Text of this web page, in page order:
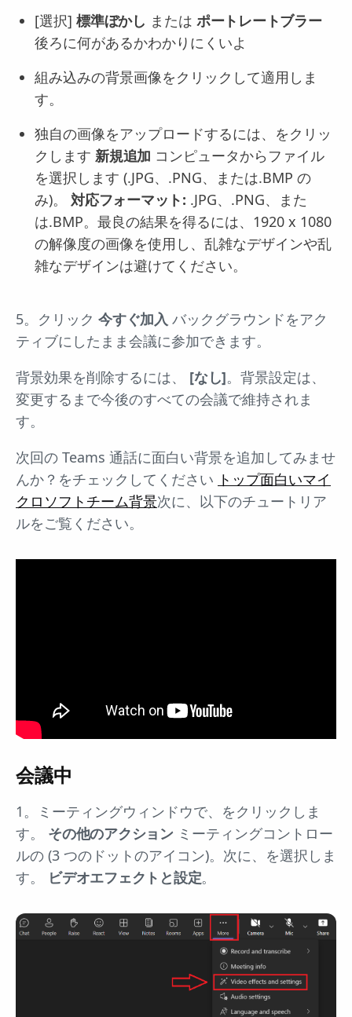
[選択] 標準ぼかし または ポートレートブラー
後ろに何があるかわかりにくいよ
組み込みの背景画像をクリックして適用しま
す。
独自の画像をアップロードするには、をクリッ
クします 新規追加 コンピュータからファイル
を選択します (.JPG、.PNG、または.BMP の
み)。 対応フォーマット: .JPG、.PNG、また
は.BMP。最良の結果を得るには、1920 x 1080
の解像度の画像を使用し、乱雑なデザインや乱
雑なデザインは避けてください。
5。クリック 今すぐ加入 バックグラウンドをアク
ティブにしたまま会議に参加できます。
背景効果を削除するには、 [なし]。背景設定は、
変更するまで今後のすべての会議で維持されま
す。
次回の Teams 通話に面白い背景を追加してみませ
んか？をチェックしてください トップ面白いマイ
クロソフトチーム背景次に、以下のチュートリア
ルをご覧ください。
会議中
1。ミーティングウィンドウで、をクリックしま
す。 その他のアクションミーティングコントロー
ルの (3 つのドットのアイコン)。次に、を選択しま
す。
ビデオエフェクトと設定。